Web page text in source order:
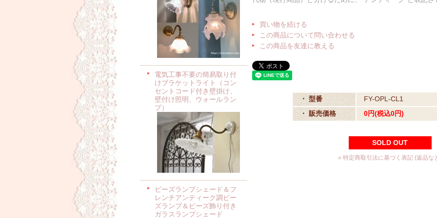
電気工事不要の簡易取り付
けブラケットライト（コン
セントコード付き壁掛け、
壁付け照明、ウォールラン
プ）
ビーズランプシェード＆フ
レンチアンティーク調ビー
ズランプ＆ビーズ飾り付き
ガラスランプシェード
買い物を続ける
この商品について問い合わせる
この商品を友達に教える
・ 型番
FY-OPL-CL1
・ 販売価格
0円(税込0円)
SOLD OUT
» 特定商取引法に基づく表記 (返品な